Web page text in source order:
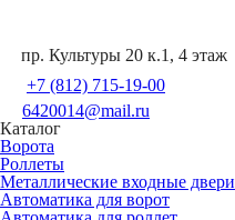
пр. Культуры 20 к.1, 4 этаж
+7 (812) 715-19-00
6420014@mail.ru
Каталог
Ворота
Роллеты
Металлические входные двери
Автоматика для ворот